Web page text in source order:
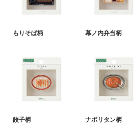
もりそば柄 幕ノ内弁当柄
餃子柄 ナポリタン柄